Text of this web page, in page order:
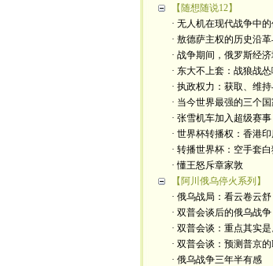
【随想随说12】
· 无人机在现代战争中的
· 敖德萨主权的历史沿
· 战争期间，俄罗斯经济
· 东大不上套：战狼战
· 执政权力：获取、维
· 当今世界最强的三个
· 张雪机车加入超级赛
· 世界杯转播权：香港
· 转播世界杯：空手套
· 懂王怒斥章家敦
【阿川俄乌停火系列】
· 俄乌战局：看云卷云
· 双普会谈后的俄乌战
· 双普会谈：重点其实是
· 双普会谈：预测普京
· 俄乌战争三年半有感